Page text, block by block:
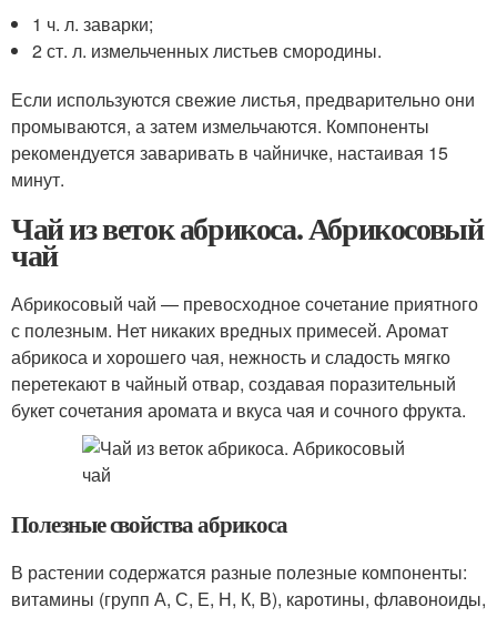
1 ч. л. заварки;
2 ст. л. измельченных листьев смородины.
Если используются свежие листья, предварительно они
промываются, а затем измельчаются. Компоненты
рекомендуется заваривать в чайничке, настаивая 15
минут.
Чай из веток абрикоса. Абрикосовый
чай
Абрикосовый чай — превосходное сочетание приятного
с полезным. Нет никаких вредных примесей. Аромат
абрикоса и хорошего чая, нежность и сладость мягко
перетекают в чайный отвар, создавая поразительный
букет сочетания аромата и вкуса чая и сочного фрукта.
Полезные свойства абрикоса
В растении содержатся разные полезные компоненты:
витамины (групп А, С, Е, Н, К, В), каротины, флавоноиды,